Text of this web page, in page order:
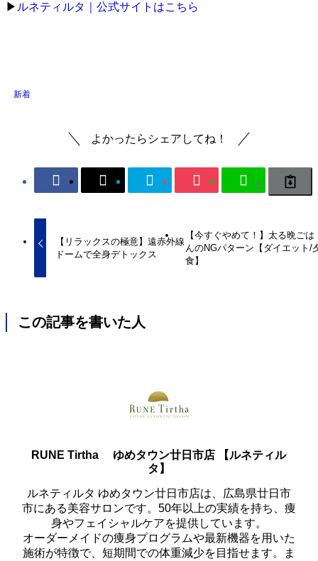
▶ ルネティルタ｜公式サイトはこちら
新着
よかったらシェアしてね！
【リラックスの極意】遠赤外線
ドームで全身デトックス
【今すぐやめて！】太る晩ごは
んのNGパターン【ダイエット/
食】
この記事を書いた人
RUNE Tirtha ゆめタウン廿日市店 【ルネティル
タ】
ルネティルタ ゆめタウン廿日市店は、広島県廿日市
市にある美容サロンです。50年以上の実績を持ち、痩
身やフェイシャルケアを提供しています。
オーダーメイドの痩身プログラムや最新機器を用いた
施術が特徴で、短期間での体重減少を目指せます。ま